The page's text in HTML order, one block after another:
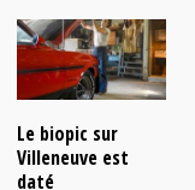
Le biopic sur
Villeneuve est
daté